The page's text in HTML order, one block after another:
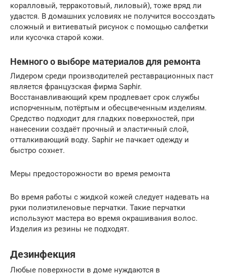
коралловый, терракотовый, лиловый), тоже вряд ли
удастся. В домашних условиях не получится воссоздать
сложный и витиеватый рисунок с помощью салфетки
или кусочка старой кожи.
Немного о выборе материалов для ремонта
Лидером среди производителей реставрационных паст
является французская фирма Saphir.
Восстанавливающий крем продлевает срок службы
испорченным, потёртым и обесцвеченным изделиям.
Средство подходит для гладких поверхностей, при
нанесении создаёт прочный и эластичный слой,
отталкивающий воду. Saphir не пачкает одежду и
быстро сохнет.
Меры предосторожности во время ремонта
Во время работы с жидкой кожей следует надевать на
руки полиэтиленовые перчатки. Такие перчатки
используют мастера во время окрашивания волос.
Изделия из резины не подходят.
Дезинфекция
Любые поверхности в доме нуждаются в